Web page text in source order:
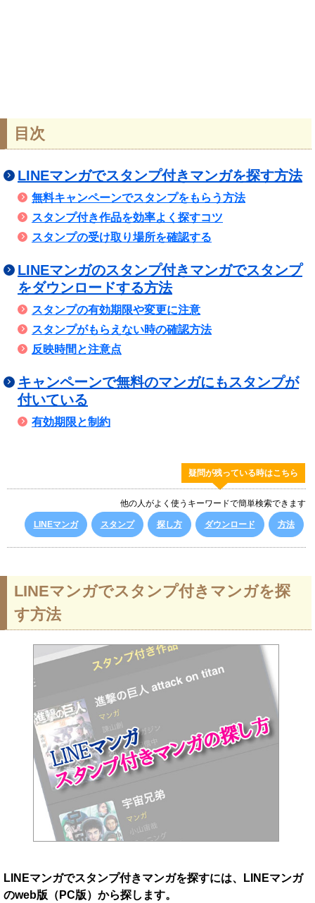
目次
LINEマンガでスタンプ付きマンガを探す方法
無料キャンペーンでスタンプをもらう方法
スタンプ付き作品を効率よく探すコツ
スタンプの受け取り場所を確認する
LINEマンガのスタンプ付きマンガでスタンプ
をダウンロードする方法
スタンプの有効期限や変更に注意
スタンプがもらえない時の確認方法
反映時間と注意点
キャンペーンで無料のマンガにもスタンプが
付いている
有効期限と制約
疑問が残っている時はこちら
他の人がよく使うキーワードで簡単検索できます
LINEマンガ スタンプ 探し方 ダウンロード 方法
LINEマンガでスタンプ付きマンガを探
す方法
LINEマンガでスタンプ付きマンガを探すには、LINEマンガ
のweb版（PC版）から探します。